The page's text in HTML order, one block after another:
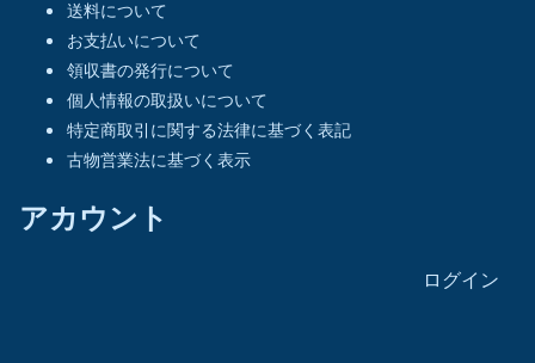
送料について
お支払いについて
領収書の発行について
個人情報の取扱いについて
特定商取引に関する法律に基づく表記
古物営業法に基づく表示
アカウント
ログイン